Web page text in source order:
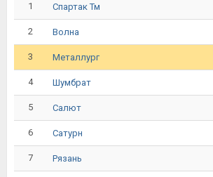
1 Спартак Тм
2 Волна
3 Металлург
4 Шумбрат
5 Салют
6 Сатурн
7 Рязань